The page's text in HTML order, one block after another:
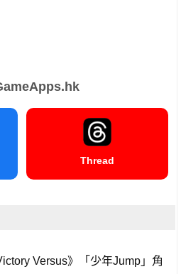
Thread
Versus》「少年Jump」角